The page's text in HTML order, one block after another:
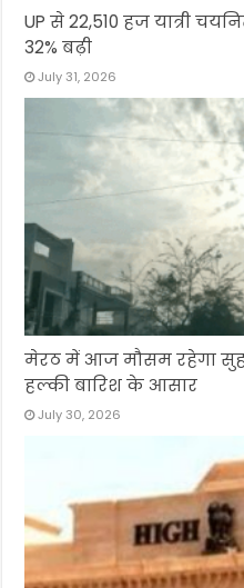
UP से 22,510 हज यात्री
32% बढ़ी
July 31, 2026
मेरठ में आज मौसम रहेगा
हल्की बारिश के आसार
July 30, 2026